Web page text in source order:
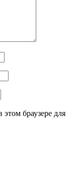
браузере для